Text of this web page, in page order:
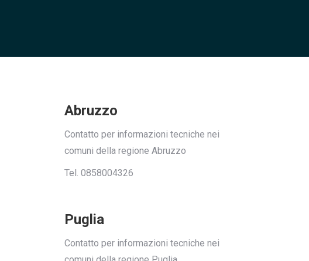
Abruzzo
Contatto per informazioni tecniche nei
comuni della regione Abruzzo
Tel. 0858004326
Puglia
Contatto per informazioni tecniche nei